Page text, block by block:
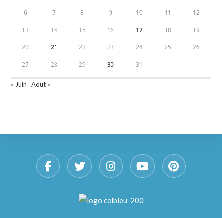
6 7 8 9 10 11 12
13 14 15 16 17 18 19
20 21 22 23 24 25 26
27 28 29 30 31
« Juin Août »